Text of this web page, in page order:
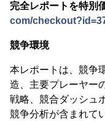
完全レポートを特別
com/
競争環境
本レポートは、競争
造、主要プレーヤー
戦略、競合ダッシュ
競争分析が含まれて